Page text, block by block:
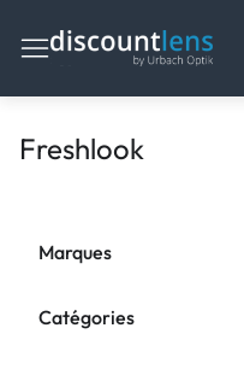
Freshlook
Marques
Catégories